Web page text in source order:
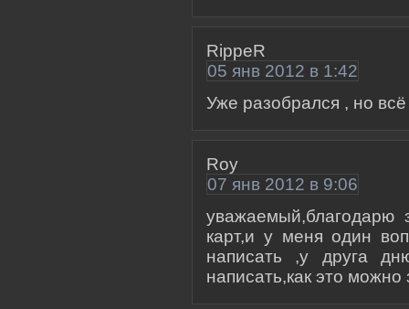
RippeR
05 янв 2012 в 1:42
Уже разобрался , но
Roy
07 янв 2012 в 9:06
карт,и у меня один
написать ,у друга
написать,как это можно